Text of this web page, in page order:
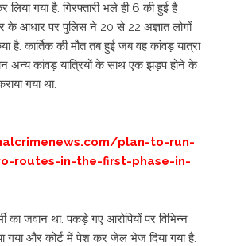
लिया गया है. गिरफ्तारी भले ही 6 की हुई है
के आधार पर पुलिस ने 20 से 22 अज्ञात लोगों
है. कार्तिक की मौत तब हुई जब वह कांवड़ यात्रा
अन्य कांवड़ यात्रियों के साथ एक झड़प होने के
गया था.
plan-to-run-
routes-in-the-first-phase-in-
का जवान था. पकड़े गए आरोपियों पर विभिन्न
गया और कोर्ट में पेश कर जेल भेज दिया गया है.